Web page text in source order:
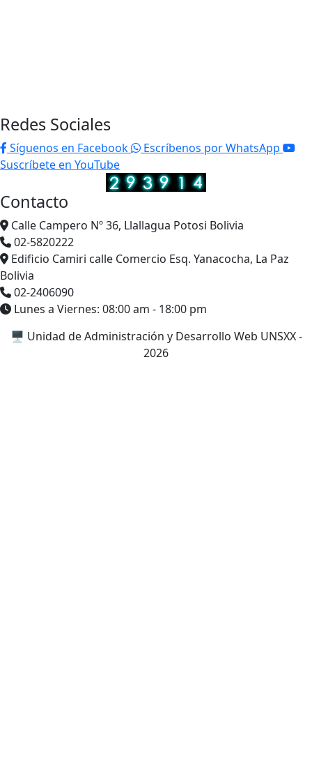
Redes Sociales
Síguenos en Facebook
Escríbenos por WhatsApp
Suscríbete en YouTube
Contacto
Calle Campero Nº 36, Llallagua Potosi Bolivia
02-5820222
Edificio Camiri calle Comercio Esq. Yanacocha, La Paz
Bolivia
02-2406090
Lunes a Viernes: 08:00 am - 18:00 pm
🖥️ Unidad de Administración y Desarrollo Web UNSXX -
2026